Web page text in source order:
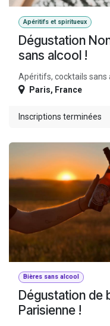
Apéritifs et spiritueux
Dégustation
sans alcool !
Apéritifs, cocktails sans
Paris, France
Inscriptions terminées
Bières sans alcool
Dégustation de
Parisienne !